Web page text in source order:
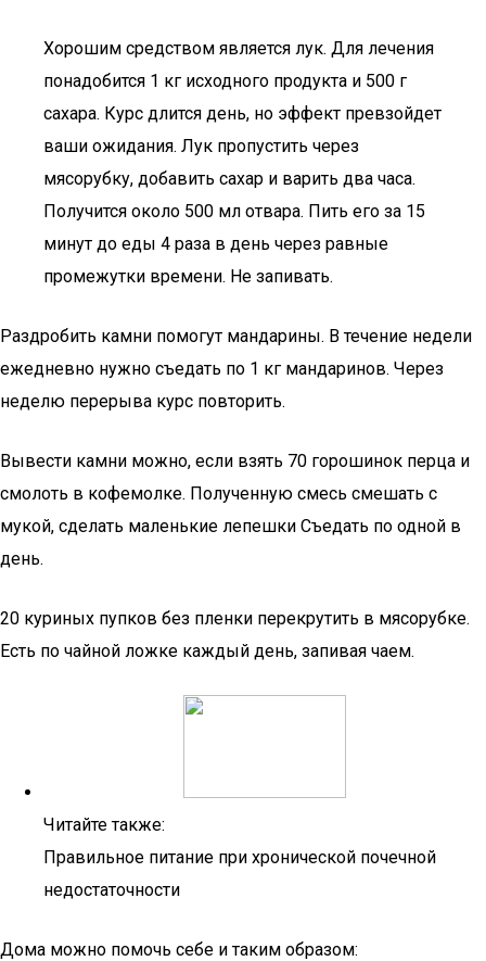
Хорошим средством является лук. Для лечения
понадобится 1 кг исходного продукта и 500 г
сахара. Курс длится день, но эффект превзойдет
ваши ожидания. Лук пропустить через
мясорубку, добавить сахар и варить два часа.
Получится около 500 мл отвара. Пить его за 15
минут до еды 4 раза в день через равные
промежутки времени. Не запивать.
Раздробить камни помогут мандарины. В течение недели
ежедневно нужно съедать по 1 кг мандаринов. Через
неделю перерыва курс повторить.
Вывести камни можно, если взять 70 горошинок перца и
смолоть в кофемолке. Полученную смесь смешать с
мукой, сделать маленькие лепешки Съедать по одной в
день.
20 куриных пупков без пленки перекрутить в мясорубке.
Есть по чайной ложке каждый день, запивая чаем.
Читайте также:
Правильное питание при хронической почечной
недостаточности
Дома можно помочь себе и таким образом: